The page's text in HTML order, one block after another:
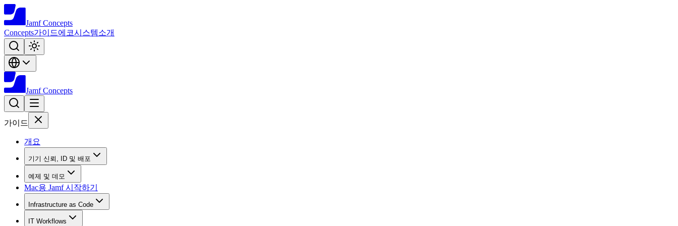
Jamf Concepts
Concepts가이드에코시스템소개
Jamf Concepts
가이드
개요
기기 신뢰, ID 및 배포
예제 및 데모
Mac용 Jamf 시작하기
Infrastructure as Code
IT Workflows